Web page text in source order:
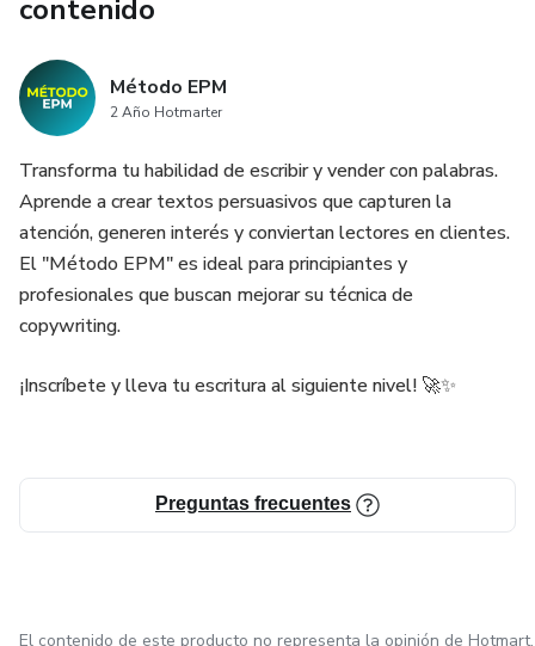
contenido
Método EPM
2 Año Hotmarter
Transforma tu habilidad de escribir y vender con palabras.
Aprende a crear textos persuasivos que capturen la
atención, generen interés y conviertan lectores en clientes.
El "Método EPM" es ideal para principiantes y
profesionales que buscan mejorar su técnica de
copywriting.
¡Inscríbete y lleva tu escritura al siguiente nivel! 🚀✨
Preguntas frecuentes
El contenido de este producto no representa la opinión de Hotmart.